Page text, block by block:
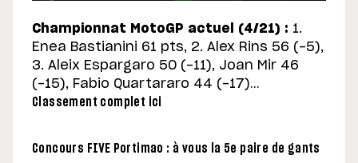
Championnat MotoGP actuel (4/21) : 1.
Enea Bastianini 61 pts, 2. Alex Rins 56 (-5),
3. Aleix Espargaro 50 (-11), Joan Mir 46
(-15), Fabio Quartararo 44 (-17)…
Classement complet ici
Concours FIVE Portimao : à vous la 5e paire de gants